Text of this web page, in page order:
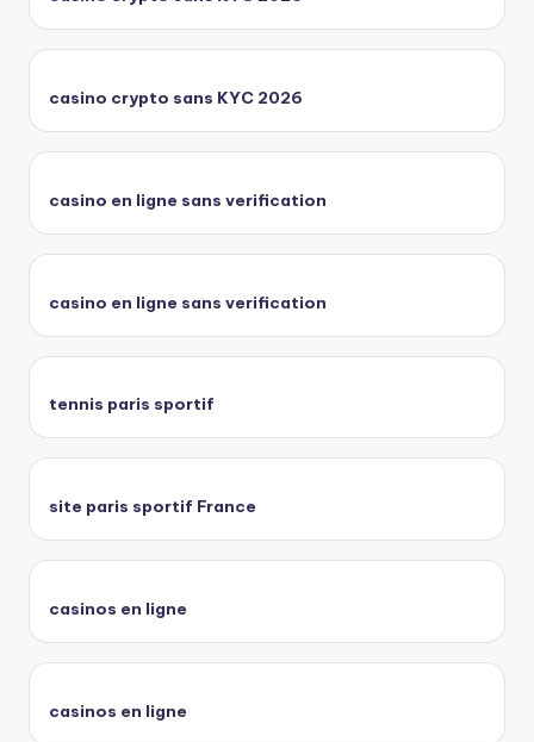
casino crypto sans KYC 2026
casino en ligne sans verification
casino en ligne sans verification
tennis paris sportif
site paris sportif France
casinos en ligne
casinos en ligne